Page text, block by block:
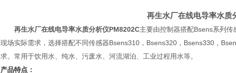
再生水厂在线电导率水质
再生水厂在线电导率水质分析仪PM8202C主要由控制器搭配Bsens系列
现场实际需求，选择搭配不同传感器Bsens310，Bsens320，Bsens330，
求。常用于饮用水、纯水、污废水、河流湖泊、工业过程用水等。
产品特点：